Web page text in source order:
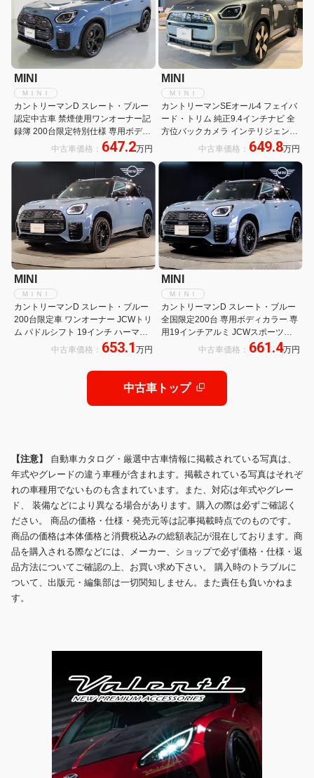
MINI
ＭＩＮＩ
カントリーマンD スレート・ブルー
認定中古車 禁煙使用ワンオーナー記
録簿 200台限定特別仕様 専用ボディ
ーカラー+JCWトリム+ハーマンカー
ドンスピーカー+インテリアカメラ
ACC機能 ヒーター ARナビ++サラウ
ンドビューカメラ
中古車価格： 647.2万円
MINI
ＭＩＮＩ
カントリーマンSEオール4 フェイバ
ード・トリム 純正9.4インチナビ 全
方位バックカメラ インテリジェント
セーフティー ETC2.0 デユアルエア
コン シートステアリングヒーター ア
クティブクルーズコントロール
hamankardonスピーカー
中古車価格： 649.8万円
MINI
ＭＩＮＩ
カントリーマンD スレート・ブルー
200台限定車 ワンオーナー JCWトリ
ム パドルシフト 19インチ ハーマン
カードン 全周囲カメラ シートヒータ
式クルコン パドルシフト ヘッドアッ
中古車価格： 653.1 万円
MINI
ＭＩＮＩ
カントリーマンD スレート・ブルー
全国限定200台 専用ボディカラー 専
用19インチアルミ JCWスポーツシ
ート 全周囲カメラ ヘッドアップディ
ター 電動リアゲート 追従型クルコン
中古車価格： 661.4万円
中古車トップ
【注意】 自動車カタログ・厳選中古車情報に掲載されている写真は、
年式やグレードの違う車種が含まれます。掲載されている写真はそれぞ
れの車種用でないものも含まれています。また、対応は年式やグレー
ド、 装備などにより異なる場合があります。購入の際は必ずご確認く
ださい。 商品の価格・仕様・発売元等は記事掲載時点でのものです。
商品の価格は本体価格と消費税込みの総額表記が混在しております。商
品を購入される際などには、メーカー、ショップで必ず価格・仕様・返
品方法についてご確認の上、お買い求め下さい。 購入時のトラブルに
ついて、出版元・編集部は一切関知しません。また責任も負いかねま
す。